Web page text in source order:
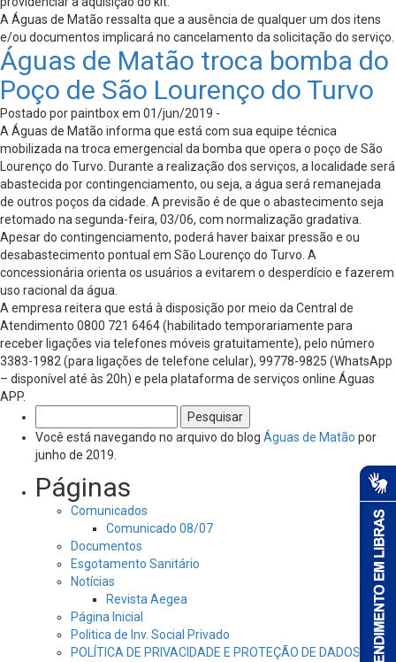
A Águas de Matão ressalta que a ausência de qualquer um dos itens
e/ou documentos implicará no cancelamento da solicitação do serviço.
Águas de Matão troca bomba do
Poço de São Lourenço do Turvo
Postado por paintbox em 01/jun/2019 -
A Águas de Matão informa que está com sua equipe técnica
mobilizada na troca emergencial da bomba que opera o poço de São
Lourenço do Turvo. Durante a realização dos serviços, a localidade será
abastecida por contingenciamento, ou seja, a água será remanejada
de outros poços da cidade. A previsão é de que o abastecimento seja
retomado na segunda-feira, 03/06, com normalização gradativa.
Apesar do contingenciamento, poderá haver baixar pressão e ou
desabastecimento pontual em São Lourenço do Turvo. A
concessionária orienta os usuários a evitarem o desperdício e fazerem
uso racional da água.
A empresa reitera que está à disposição por meio da Central de
Atendimento 0800 721 6464 (habilitado temporariamente para
receber ligações via telefones móveis gratuitamente), pelo número
3383-1982 (para ligações de telefone celular), 99778-9825 (WhatsApp
– disponível até às 20h) e pela plataforma de serviços online Águas
APP.
por:
Você está navegando no arquivo do blog Águas de Matão por
junho de 2019.
Páginas
Comunicados
Comunicado 08/07
Documentos
Esgotamento Sanitário
Notícias
Revista Aegea
Página Inicial
Politica de Inv. Social Privado
POLÍTICA DE PRIVACIDADE E PROTEÇÃO DE DADOS